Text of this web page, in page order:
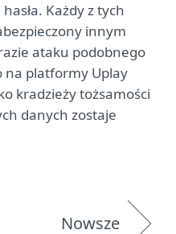
Każdy z tych
innym
ataku podobnego
na platformy Uplay
kradzieży tożsamości
danych zostaje
Nowsze